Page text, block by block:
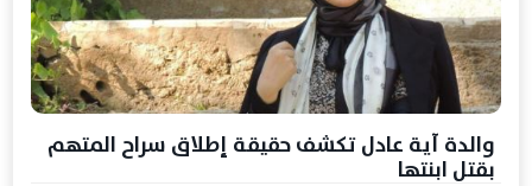
والدة آية عادل تكشف حقيقة إطلاق سراح المتهم
بقتل ابنتها